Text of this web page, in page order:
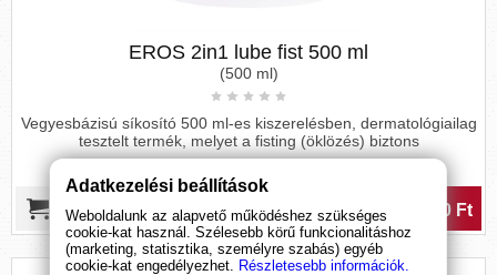
EROS 2in1 lube fist 500 ml
(500 ml)
Vegyesbázisú síkosító 500 ml-es kiszerelésben, dermatológiailag
tesztelt termék, melyet a fisting (öklözés) biztons
7 890 Ft
Adatkezelési beállítások
Weboldalunk az alapvető működéshez szükséges
cookie-kat használ. Szélesebb körű funkcionalitáshoz
(marketing, statisztika, személyre szabás) egyéb
cookie-kat engedélyezhet. Részletesebb információk.